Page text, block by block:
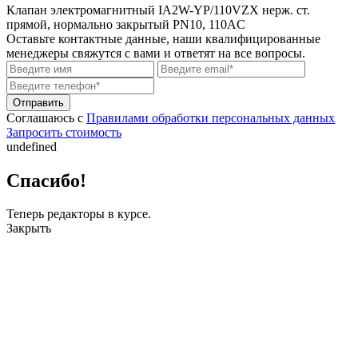
Клапан электромагнитный IA2W-YP/110VZX нерж. ст.
прямой, нормально закрытый PN10, 110AC
Оставьте контактные данные, наши квалифицированные
менеджеры свяжутся с вами и ответят на все вопросы.
Соглашаюсь с Правилами обработки персональных данных
Запросить стоимость
undefined
Спасибо!
Теперь редакторы в курсе.
Закрыть